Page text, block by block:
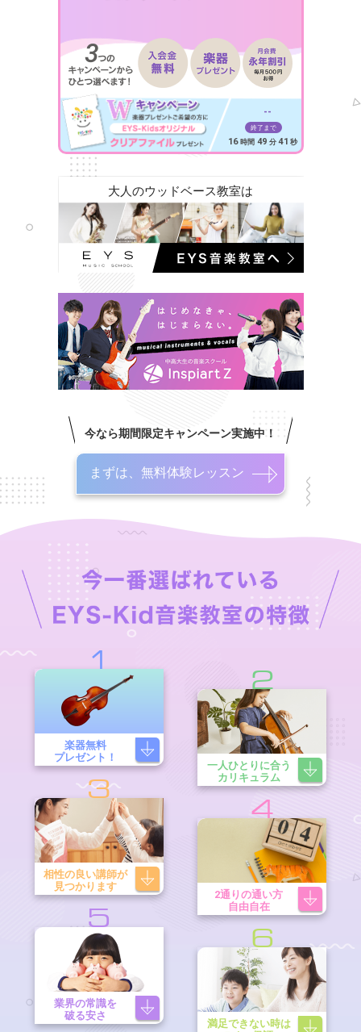
--
終了まで
16 時間 49 分 39 秒
大人のウッドベース教室は
今なら期間限定キャンペーン実施中！
まずは、無料体験レッスン
1
楽器無料
プレゼント！
2
一人ひとりに合う
カリキュラム
3
相性の良い講師が
見つかります
4
2通りの通い方
自由自在
5
業界の常識を
破る安さ
6
満足できない時は